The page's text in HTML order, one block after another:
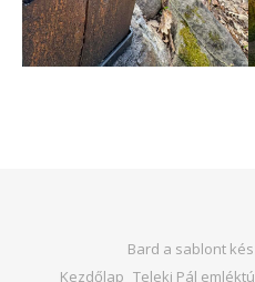
Bard a sablont
Kezdőlap Teleki Pál